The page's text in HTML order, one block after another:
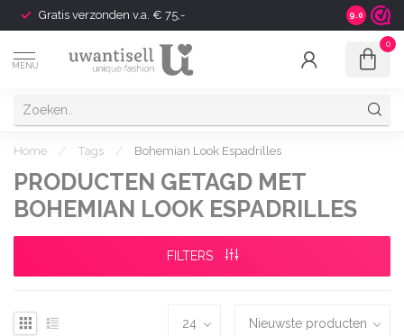
Gratis verzonden v.a. € 75,- Shipping
9.0
MENU
0
Home / Tags / Bohemian Look Espadrilles
PRODUCTEN GETAGD MET
BOHEMIAN LOOK ESPADRILLES
FILTERS